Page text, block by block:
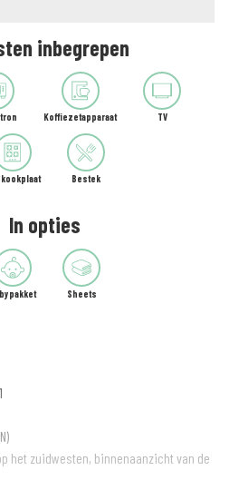
inbegrepen
Koffiezetapparaat TV
Bestek
In opties
Sheets
het zuidwesten, binnenaanzicht van de